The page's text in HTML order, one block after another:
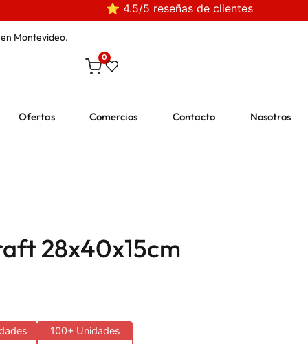
⭐ 4.5/5 reseñas de clientes
Montevideo.
0
Ofertas Comercios Contacto Nosotros
28x40x15cm
100+ Unidades